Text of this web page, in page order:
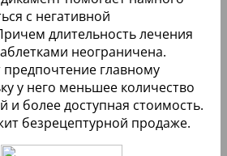
с негативной
длительность лечения
неограничена.
главному
у него меньшее количество
и более доступная стоимость.
безрецептурной продаже.